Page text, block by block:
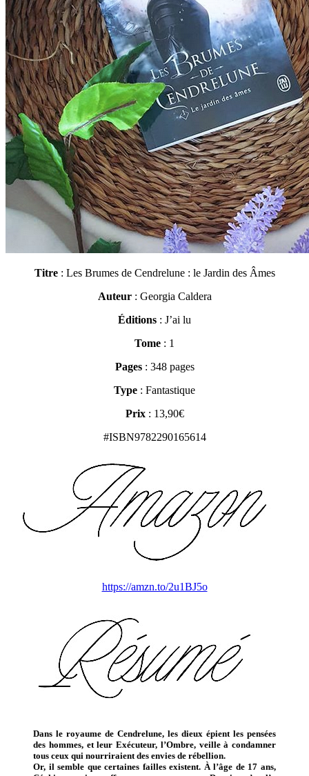
Titre: Les Brumes de Cendrelune : le Jardin des Âmes
Auteur: Georgia Caldera
Éditions : J’ai lu
Tome : 1
Pages: 348 pages
Type : Fantastique
Prix: 13,90€
#ISBN9782290165614
https://amzn.to/2u1BJ5o
Dans le royaume de Cendrelune, les dieux épient les pensées
des hommes, et leur Exécuteur, l’Ombre, veille à condamner
tous ceux qui nourriraient des envies de rébellion.
Or, il semble que certaines failles existent. À l’âge de 17 ans,